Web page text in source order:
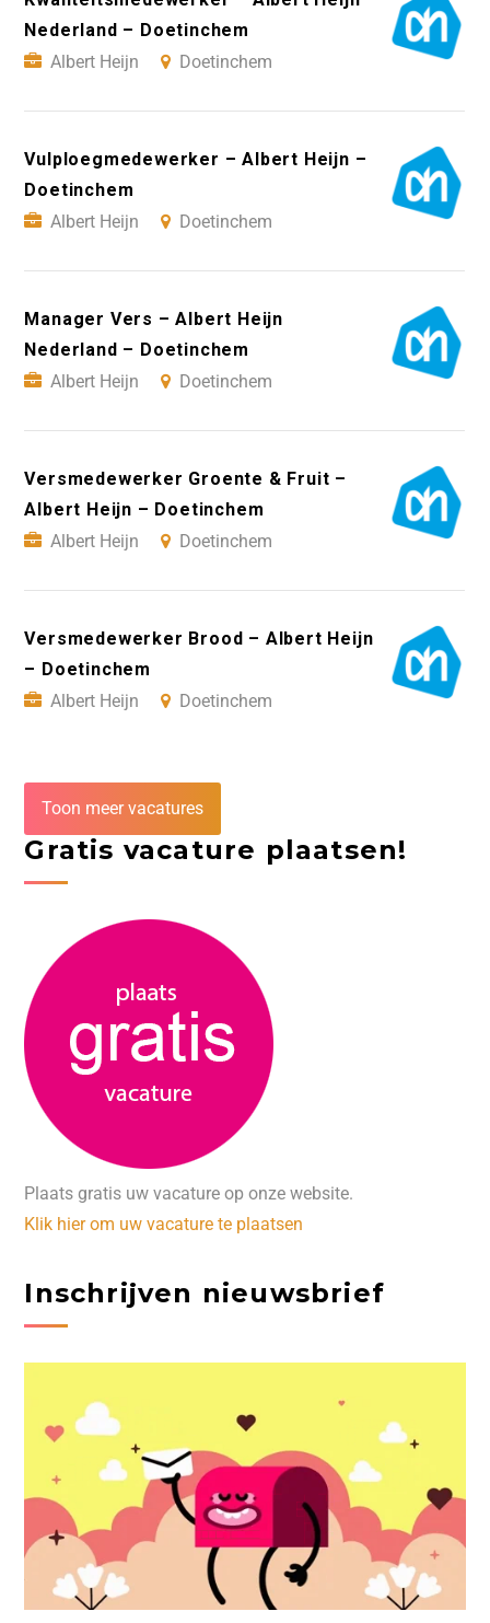
Nederland – Doetinchem
Albert Heijn
Doetinchem
Vulploegmedewerker – Albert Heijn –
Doetinchem
Albert Heijn
Doetinchem
Manager Vers – Albert Heijn
Nederland – Doetinchem
Albert Heijn
Doetinchem
Versmedewerker Groente & Fruit –
Albert Heijn – Doetinchem
Albert Heijn
Doetinchem
Versmedewerker Brood – Albert Heijn
– Doetinchem
Albert Heijn
Doetinchem
Toon meer vacatures
Gratis vacature plaatsen!
Plaats gratis uw vacature op onze website.
Klik hier om uw vacature te plaatsen
Inschrijven nieuwsbrief